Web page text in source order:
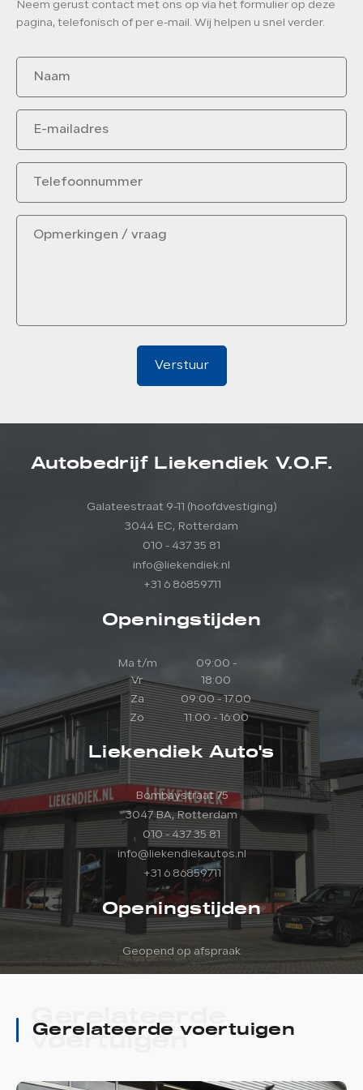
Neem gerust contact met ons op via het formulier op deze
pagina, telefonisch of per e-mail. Wij helpen u snel verder.
Verstuur
Autobedrijf Liekendiek V.O.F.
Galateestraat 9-11 (hoofdvestiging)
3044 EC, Rotterdam
010 - 437 35 81
info@liekendiek.nl
+31 6 86859711
Openingstijden
Ma t/m
Vr
09:00 -
18:00
Za
09:00 - 17:00
Zo
11:00 - 16:00
Liekendiek Auto's
Bombaystraat 75
3047 BA, Rotterdam
010 - 437 35 81
info@liekendiekautos.nl
+31 6 86859711
Openingstijden
Geopend op afspraak
Gerelateerde voertuigen
Gerelateerde
voertuigen